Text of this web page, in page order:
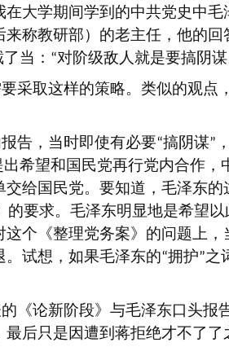
大学期间学到的中共党史中毛
称教研部）的老主任，他的回
当： “对阶级敌人就是要搞阴谋
采取这样的策略。类似的观点
告，当时即使有必要“搞阴谋”
希望和国民党再行党内合作，
给国民党。要知道，毛泽东的
要求。毛泽东明显地是希望
个《整理党务案》的问题上
试想，如果毛泽东的“拥护”之
《论新阶段》与毛泽东口头报
后只是因遭到蒋拒绝才不了了